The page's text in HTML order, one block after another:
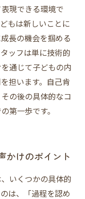
現できる環境で
もは新しいことに
長の機会を掴める
ッフは単に技術的
通じて子どもの内
担います。自己肯
の後の具体的なコ
第一歩です。
かけのポイント
いくつかの具体的
は、「過程を認め